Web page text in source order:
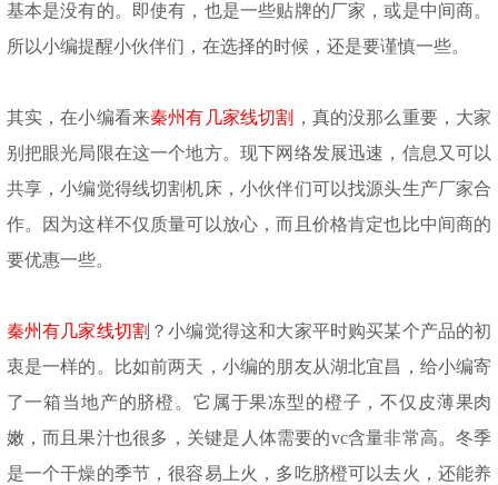
基本是没有的。即使有，也是一些贴牌的厂家，或是中间商。
所以小编提醒小伙伴们，在选择的时候，还是要谨慎一些。
其实，在小编看来秦州有几家线切割 ， 真的没那么重要，大家
别把眼光局限在这一个地方。现下网络发展迅速，信息又可以
共享，小编觉得线切割机床，小伙伴们可以找源头生产厂家合
作。因为这样不仅质量可以放心，而且价格肯定也比中间商的
要优惠一些。
秦州有几家线切割 ？小编觉得这和大家平时购买某个产品的初
衷是一样的。比如前两天，小编的朋友从湖北宜昌，给小编寄
了一箱当地产的脐橙。它属于果冻型的橙子，不仅皮薄果肉
嫩，而且果汁也很多，关键是人体需要的vc含量非常高。冬季
是一个干燥的季节，很容易上火，多吃脐橙可以去火，还能养